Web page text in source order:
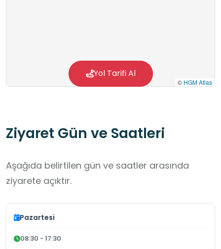
© HGM Atlas
Yol Tarifi Al
Ziyaret Gün ve Saatleri
Aşağıda belirtilen gün ve saatler arasında
ziyarete açıktır.
Pazartesi
08:30 - 17:30